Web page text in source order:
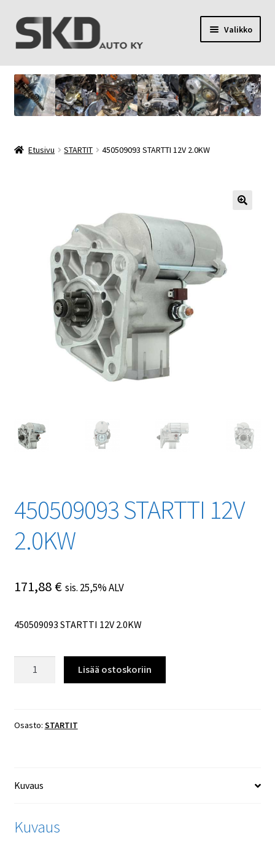
Siirry
navigointiin
Siirry
sisältöön
Valikko
SKD Auto Ky
Toimitusehdot
Tietosuojaseloste
Etusivu STARTIT 450509093 STARTTI 12V 2.0KW
450509093 STARTTI 12V
2.0KW
171,88 € sis. 25,5% ALV
450509093 STARTTI 12V 2.0KW
määrä
Lisää ostoskoriin
Osasto: STARTIT
Kuvaus
Kuvaus